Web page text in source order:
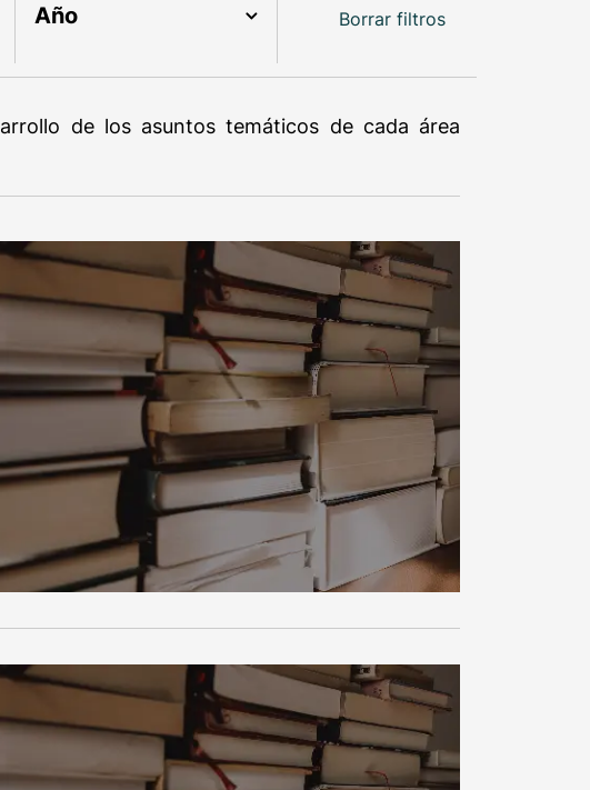
Año Borrar filtros
de los asuntos temáticos de cada área